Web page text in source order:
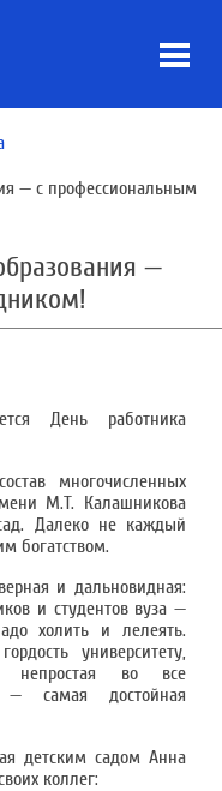
— с профессиональным
—
День работника
многочисленных
М.Т. Калашникова
Далеко не каждый
богатством.
и дальновидная:
и студентов вуза —
холить и лелеять.
университету,
непростая во все
самая достойная
детским садом Анна
коллег: